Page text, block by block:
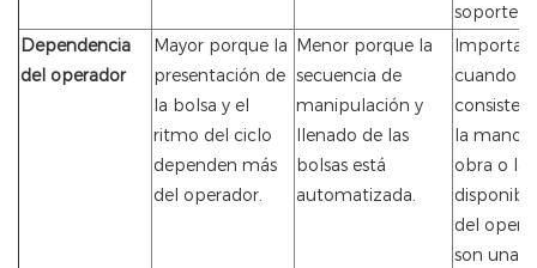
soporte
Dependencia
del operador
Mayor porque la
presentación de
la bolsa y el
ritmo del ciclo
dependen más
del operador.
Menor porque la
secuencia de
manipulación y
llenado de las
bolsas está
automatizada.
Importa
cuando la
la mano
obra o la
del
son una